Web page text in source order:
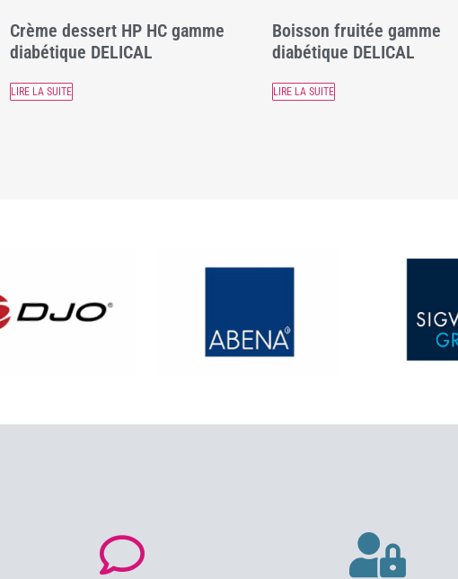
Crème dessert HP HC gamme
diabétique DELICAL
LIRE LA SUITE
Boisson fruitée gamme
diabétique DELICAL
LIRE LA SUITE